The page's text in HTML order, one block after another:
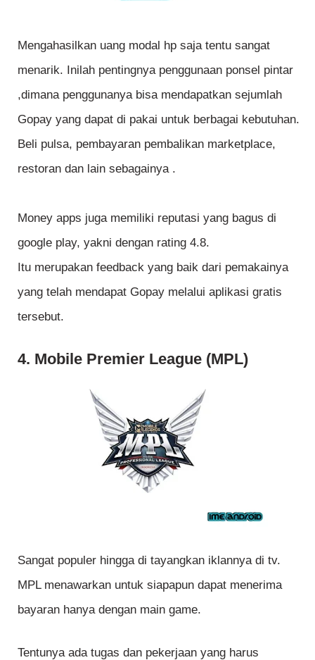
Mengahasilkan uang modal hp saja tentu sangat
menarik. Inilah pentingnya penggunaan ponsel pintar
,dimana penggunanya bisa mendapatkan sejumlah
Gopay yang dapat di pakai untuk berbagai kebutuhan.
Beli pulsa, pembayaran pembalikan marketplace,
restoran dan lain sebagainya .
Money apps juga memiliki reputasi yang bagus di
google play, yakni dengan rating 4.8.
Itu merupakan feedback yang baik dari pemakainya
yang telah mendapat Gopay melalui aplikasi gratis
tersebut.
4. Mobile Premier League (MPL)
Sangat populer hingga di tayangkan iklannya di tv.
MPL menawarkan untuk siapapun dapat menerima
bayaran hanya dengan main game.
Tentunya ada tugas dan pekerjaan yang harus